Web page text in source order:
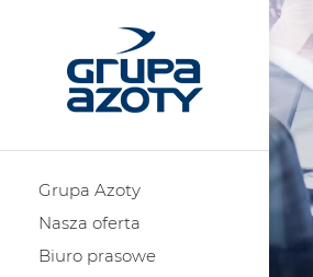
Grupa Azoty
Nasza oferta
Biuro prasowe